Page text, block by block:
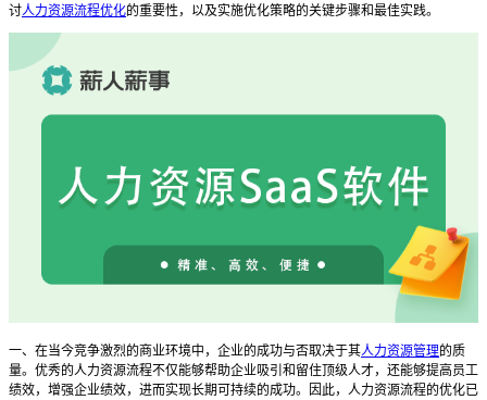
讨人力资源流程优化的重要性，以及实施优化策略的关键步骤和最佳实践。
一、在当今竞争激烈的商业环境中，企业的成功与否取决于其人力资源管理的质
量。优秀的人力资源流程不仅能够帮助企业吸引和留住顶级人才，还能够提高员工
绩效，增强企业绩效，进而实现长期可持续的成功。因此，人力资源流程的优化已